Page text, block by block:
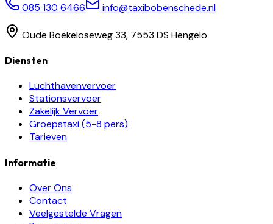
085 130 6466 info@taxibobenschede.nl
Oude Boekeloseweg 33, 7553 DS Hengelo
Diensten
Luchthavenvervoer
Stationsvervoer
Zakelijk Vervoer
Groepstaxi (5-8 pers)
Tarieven
Informatie
Over Ons
Contact
Veelgestelde Vragen